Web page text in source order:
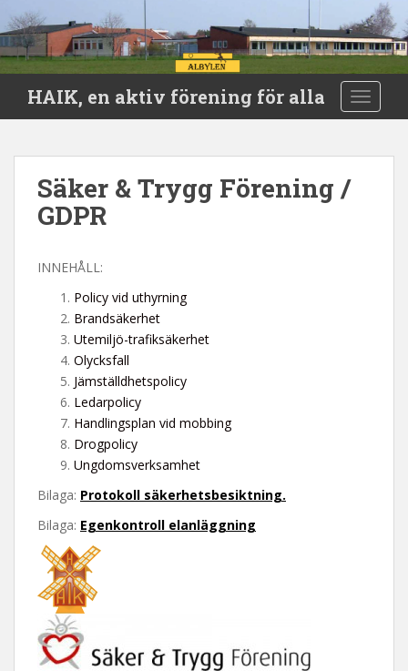
i
HAIK, en aktiv förening för alla
Säker & Trygg Förening /
GDPR
INNEHÅLL:
Policy vid uthyrning
Brandsäkerhet
Utemiljö-trafiksäkerhet
Olycksfall
Jämställdhetspolicy
Ledarpolicy
Handlingsplan vid mobbing
Drogpolicy
Ungdomsverksamhet
Bilaga: Protokoll säkerhetsbesiktning.
Bilaga: Egenkontroll elanläggning